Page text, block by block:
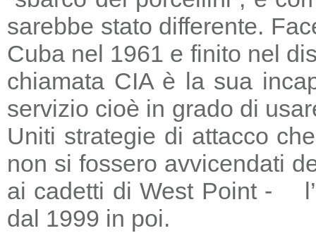
sarebbe stato differente.
Cuba nel 1961 e finito nel
chiamata CIA è la sua
servizio cioè in grado di
Uniti strategie di attacco
non si fossero avvicendati
ai cadetti di West Point - l’
dal 1999 in poi.